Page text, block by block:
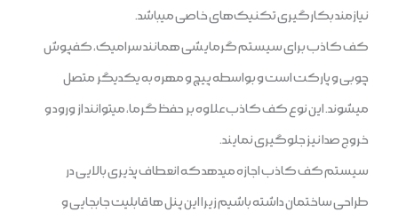
نیازمند بکارگیری تکنیک‎‌ها‎ی خاصی می‎باشد.
کف کاذب برای سیستم گرمایشی همانند سرامیک، کفپوش
چوبی و پارکت است و بواسطه پیچ و مهره به یکدیگر متصل
می‏شوند. این نوع کف کاذب علاوه بر حفظ گرما، می‎توانند از ورود و
خروج صدا نیز جلوگیری نمایند.
سیستم کف کاذب اجازه میدهد که انعطاف پذیری بالایی در
طراحی ساختمان داشته باشیم زیرا این پنل ها قابلیت جابجایی و